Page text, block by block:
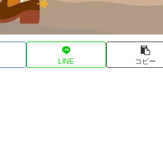
LINE コピー